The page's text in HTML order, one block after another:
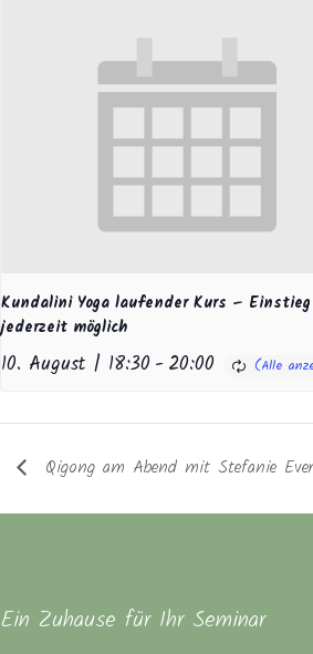
Kundalini Yoga laufender Kurs – Einstieg
jederzeit möglich
10. August | 18:30 -20:00
Qigong am Abend mit Stefanie
Ein Zuhause für Ihr Seminar